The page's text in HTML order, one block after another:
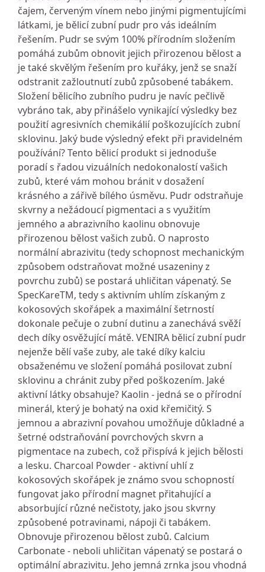
čajem, červeným vínem nebo jinými pigmentujícími
látkami, je bělicí zubní pudr pro vás ideálním
řešením. Pudr se svým 100% přírodním složením
pomáhá zubům obnovit jejich přirozenou bělost a
je také skvělým řešením pro kuřáky, jenž se snaží
odstranit zažloutnutí zubů způsobené tabákem.
Složení bělicího zubního pudru je navíc pečlivě
vybráno tak, aby přinášelo vynikající výsledky bez
použití agresivních chemikálií poškozujících zubní
sklovinu. Jaký bude výsledný efekt při pravidelném
používání? Tento bělicí produkt si jednoduše
poradí s řadou vizuálních nedokonalostí vašich
zubů, které vám mohou bránit v dosažení
krásného a zářivě bílého úsměvu. Pudr odstraňuje
skvrny a nežádoucí pigmentaci a s využitím
jemného a abrazivního kaolinu obnovuje
přirozenou bělost vašich zubů. O naprosto
normální abrazivitu (tedy schopnost mechanickým
způsobem odstraňovat možné usazeniny z
povrchu zubů) se postará uhličitan vápenatý. Se
SpecKareTM, tedy s aktivním uhlím získaným z
kokosových skořápek a maximální šetrností
dokonale pečuje o zubní dutinu a zanechává svěží
dech díky osvěžující mátě. VENIRA bělicí zubní pudr
nejenže bělí vaše zuby, ale také díky kalciu
obsaženému ve složení pomáhá posilovat zubní
sklovinu a chránit zuby před poškozením. Jaké
aktivní látky obsahuje? Kaolin - jedná se o přírodní
minerál, který je bohatý na oxid křemičitý. S
jemnou a abrazivní povahou umožňuje důkladné a
šetrné odstraňování povrchových skvrn a
pigmentace na zubech, což přispívá k jejich bělosti
a lesku. Charcoal Powder - aktivní uhlí z
kokosových skořápek je známo svou schopností
fungovat jako přírodní magnet přitahující a
absorbující různé nečistoty, jako jsou skvrny
způsobené potravinami, nápoji či tabákem.
Obnovuje přirozenou bělost zubů. Calcium
Carbonate - neboli uhličitan vápenatý se postará o
optimální abrazivitu. Jeho jemná zrnka jsou vhodná